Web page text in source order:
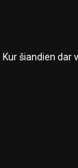
Kur šiandien dar